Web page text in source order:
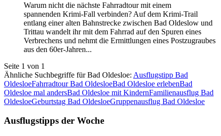
Warum nicht die nächste Fahrradtour mit einem
spannenden Krimi-Fall verbinden? Auf dem Krimi-Trail
entlang einer alten Bahnstrecke zwischen Bad Oldeslow und
Trittau wandelt ihr mit dem Fahrrad auf den Spuren eines
Verbrechens und nehmt die Ermittlungen eines Postzugraubes
aus den 60er-Jahren...
Seite 1 von 1
Ähnliche Suchbegriffe für Bad Oldesloe: Ausflugstipp Bad
OldesloeFahrradtour Bad OldesloeBad Oldesloe erlebenBad
Oldesloe mal andersBad Oldesloe mit KindernFamilienausflug Bad
OldesloeGeburtstag Bad OldesloeGruppenausflug Bad Oldesloe
Ausflugstipps der Woche